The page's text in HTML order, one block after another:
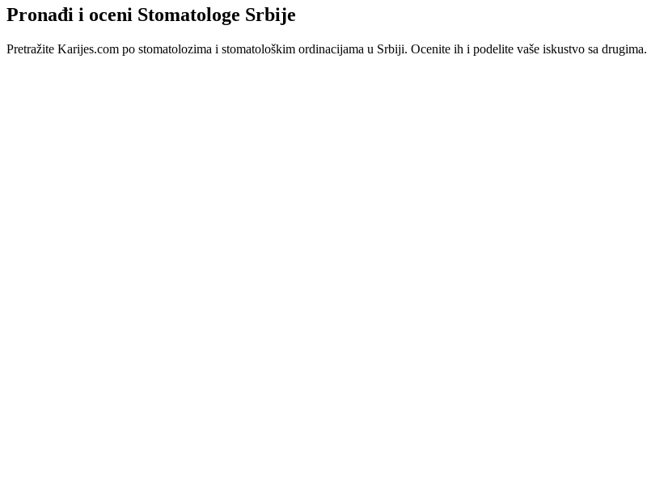
Pronađi i oceni Stomatologe Srbije
Pretražite Karijes.com po stomatolozima i stomatološkim ordinacijama u Srbiji. Ocenite ih i podelite vaše iskustvo sa drugima.